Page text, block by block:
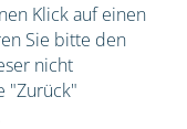
Klick auf einen
Sie bitte den
nicht
"Zurück"